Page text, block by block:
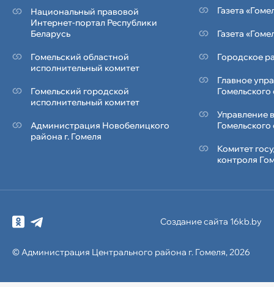
Национальный правовой
Интернет-портал Республики
Беларусь
Гомельский областной
исполнительный комитет
Гомельский городской
исполнительный комитет
Администрация Новобелицкого
района г. Гомеля
Газета
Газета
Городское
Главное
Управление
Комитет
контроля
© Администрация Центрального района г. Гомеля, 2026
Создание сайта 16kb.by